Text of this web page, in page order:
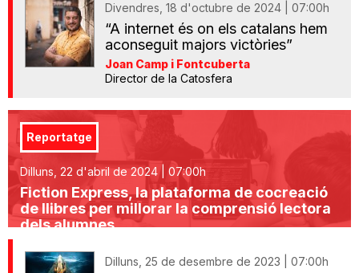
Divendres, 18 d'octubre de 2024 | 07:00h
“A internet és on els catalans hem
aconseguit majors victòries”
Joan Camp i Fontcuberta
Director de la Catosfera
Reportatge
Dilluns, 22 d'abril de 2024 | 07:00h
Fiction Express, la plataforma de cocreació
de llibres per millorar la comprensió lectora
dels alumnes
Dilluns, 25 de desembre de 2023 | 07:00h